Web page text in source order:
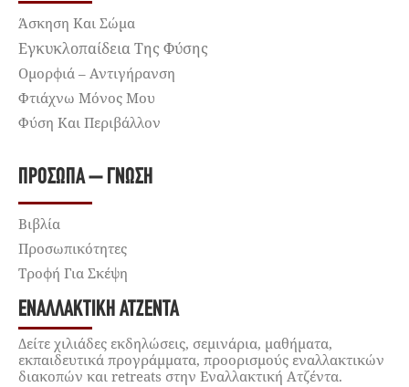
Άσκηση Και Σώμα
Εγκυκλοπαίδεια Της Φύσης
Ομορφιά – Αντιγήρανση
Φτιάχνω Μόνος Μου
Φύση Και Περιβάλλον
ΠΡΌΣΩΠΑ – ΓΝΏΣΗ
Βιβλία
Προσωπικότητες
Τροφή Για Σκέψη
ΕΝΑΛΛΑΚΤΙΚΉ ΑΤΖΈΝΤΑ
Δείτε χιλιάδες εκδηλώσεις, σεμινάρια, μαθήματα,
εκπαιδευτικά προγράμματα, προορισμούς εναλλακτικών
διακοπών και retreats στην Εναλλακτική Ατζέντα.